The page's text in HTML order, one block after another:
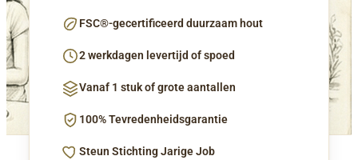
FSC®-gecertificeerd duurzaam hout
2 werkdagen levertijd of spoed
Vanaf 1 stuk of grote aantallen
100% Tevredenheidsgarantie
Steun Stichting Jarige Job